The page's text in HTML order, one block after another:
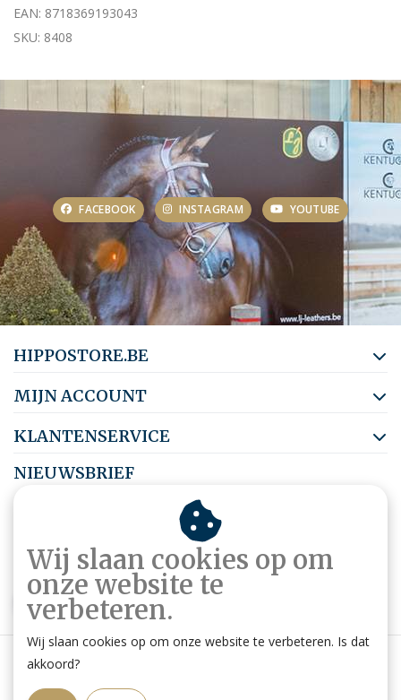
EAN: 8718369193043
SKU: 8408
FACEBOOK INSTAGRAM YOUTUBE
HIPPOSTORE.BE
MIJN ACCOUNT
KLANTENSERVICE
NIEUWSBRIEF
Abonneer je op onze nieuwsbrief om op de hoogte te blijven.
ABONNEER
Wij slaan cookies op om
onze website te
verbeteren.
Wij slaan cookies op om onze website te verbeteren. Is dat
akkoord?